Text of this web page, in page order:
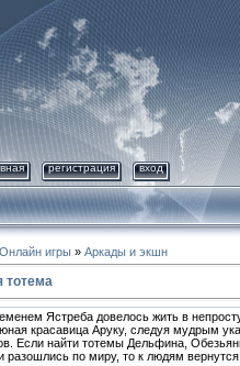
регистрация вход
Онлайн игры » Аркады и экшн
тотема
Ястреба довелось жить в
красавица Аруку, следуя мудрым
Если найти тотемы Дельфина,
разошлись по миру, то к людям вернутся